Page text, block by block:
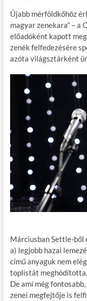
e
b
o
o
k
itt
er
ail
Újabb mérföldkőhöz
magyar zenekara” – a
előadóként kapott
zenék felfedezésére
azóta világsztárként
Márciusban Settle-ből
a) legjobb hazai
című anyaguk nem
toplistát
De ami még
zenei megfejtője is